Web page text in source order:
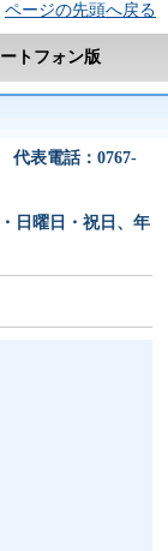
ページの先頭へ戻る
トフォン版
代表電話：0767-
日曜日・祝日、年